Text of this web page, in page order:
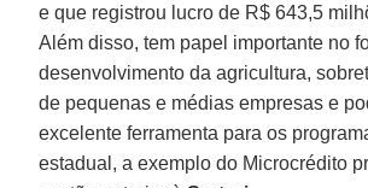
e que registrou lucro de R$ 643,5
Além disso, tem papel importante no
desenvolvimento da agricultura,
de pequenas e médias empresas e
excelente ferramenta para os
estadual, a exemplo do Microcrédito